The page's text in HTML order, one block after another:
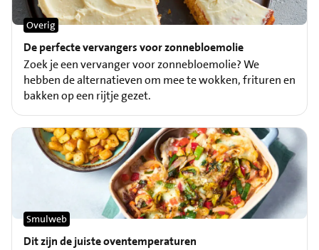
De perfecte vervangers voor zonnebloemolie
Overig
Zoek je een vervanger voor zonnebloemolie? We
hebben de alternatieven om mee te wokken, frituren en
bakken op een rijtje gezet.
Dit zijn de juiste oventemperaturen
Smulweb